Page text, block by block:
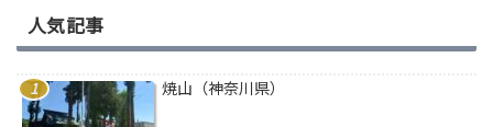
人気記事
焼山（神奈川県）